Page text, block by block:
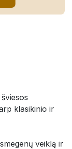
klasikinio ir
veiklą ir